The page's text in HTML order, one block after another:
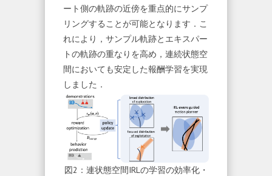
ート側の軌跡の近傍を重点的にサンプ
リングすることが可能となります．こ
れにより，サンプル軌跡とエキスパー
トの軌跡の重なりを高め，連続状態空
間においても安定した報酬学習を実現
しました．
図2：連状態空間IRLの学習の効率化・